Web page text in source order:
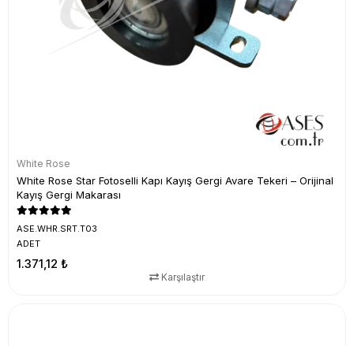
White Rose
White Rose Star Fotoselli Kapı Kayış Gergi Avare Tekeri – Orijinal
Kayış Gergi Makarası
ASE.WHR.SRT.T03
ADET
1.371,12 ₺
Karşılaştır